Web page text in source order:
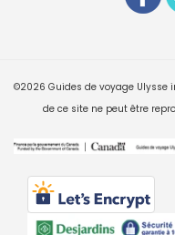
©2026 Guides de voyage Ulysse
de ce site ne peut être